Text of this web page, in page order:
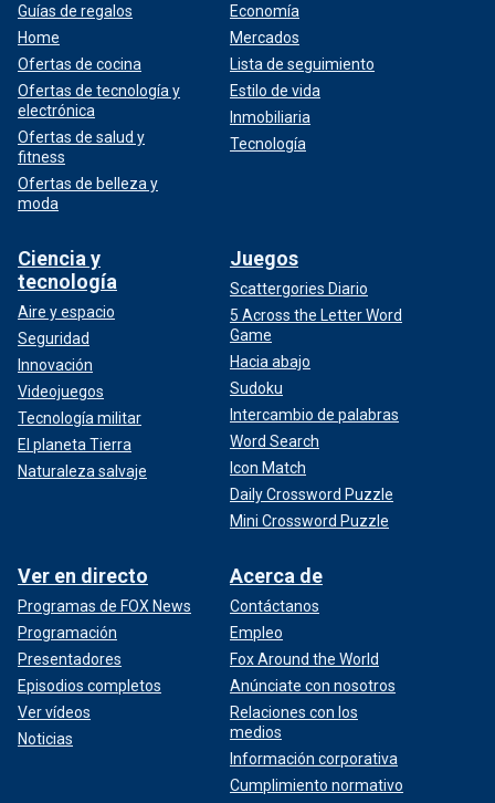
Guías de regalos
Home
Ofertas de cocina
Ofertas de tecnología y
electrónica
Ofertas de salud y
fitness
Ofertas de belleza y
moda
Economía
Mercados
Lista de seguimiento
Estilo de vida
Inmobiliaria
Tecnología
Ciencia y
tecnología
Aire y espacio
Seguridad
Innovación
Videojuegos
Tecnología militar
El planeta Tierra
Naturaleza salvaje
Juegos
Scattergories Diario
5 Across the Letter Word
Game
Hacia abajo
Sudoku
Intercambio de palabras
Word Search
Icon Match
Daily Crossword Puzzle
Mini Crossword Puzzle
Ver en directo
Programas de FOX News
Programación
Presentadores
Episodios completos
Ver vídeos
Noticias
Acerca de
Contáctanos
Empleo
Fox Around the World
Anúnciate con nosotros
Relaciones con los
medios
Información corporativa
Cumplimiento normativo